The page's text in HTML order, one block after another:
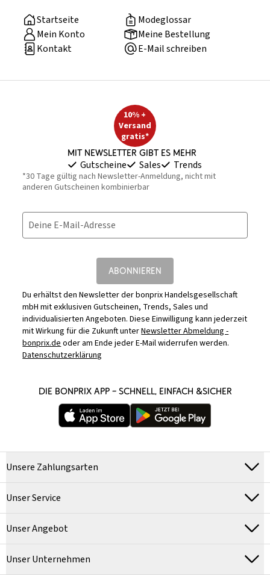
Startseite
Modeglossar
Mein Konto
Meine Bestellung
Kontakt
E-Mail schreiben
10% +
Versand
gratis*
Mit Newsletter gibt es mehr
Gutscheine Sales Trends
*30 Tage gültig nach Newsletter-Anmeldung, nicht mit
anderen Gutscheinen kombinierbar
Deine E-Mail-Adresse
ABONNIEREN
Du erhältst den Newsletter der bonprix Handelsgesellschaft
mbH mit exklusiven Gutscheinen, Trends, Sales und
individualisierten Angeboten. Diese Einwilligung kann jederzeit
mit Wirkung für die Zukunft unterNewsletter Abmeldung -
bonprix.deoder am Ende jeder E-Mail widerrufen werden.
Datenschutzerklärung
DIE BONPRIX APP – SCHNELL, EINFACH &SICHER
Unsere Zahlungsarten
Unser Service
Unser Angebot
Unser Unternehmen